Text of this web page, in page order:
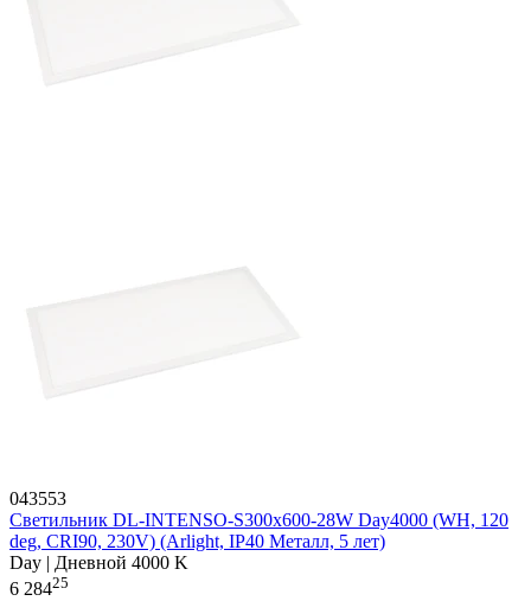
043553
Светильник DL-INTENSO-S300x600-28W Day4000 (WH, 120
deg, CRI90, 230V) (Arlight, IP40 Металл, 5 лет)
Day | Дневной 4000 K
6 28425